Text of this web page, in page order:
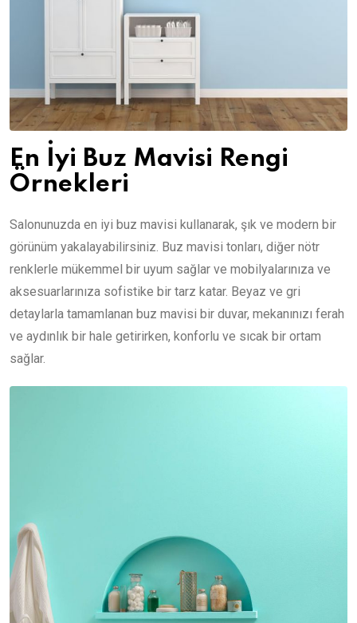
En İyi Buz Mavisi Rengi
Örnekleri
Salonunuzda en iyi buz mavisi kullanarak, şık ve modern bir
görünüm yakalayabilirsiniz. Buz mavisi tonları, diğer nötr
renklerle mükemmel bir uyum sağlar ve mobilyalarınıza ve
aksesuarlarınıza sofistike bir tarz katar. Beyaz ve gri
detaylarla tamamlanan buz mavisi bir duvar, mekanınızı ferah
ve aydınlık bir hale getirirken, konforlu ve sıcak bir ortam
sağlar.